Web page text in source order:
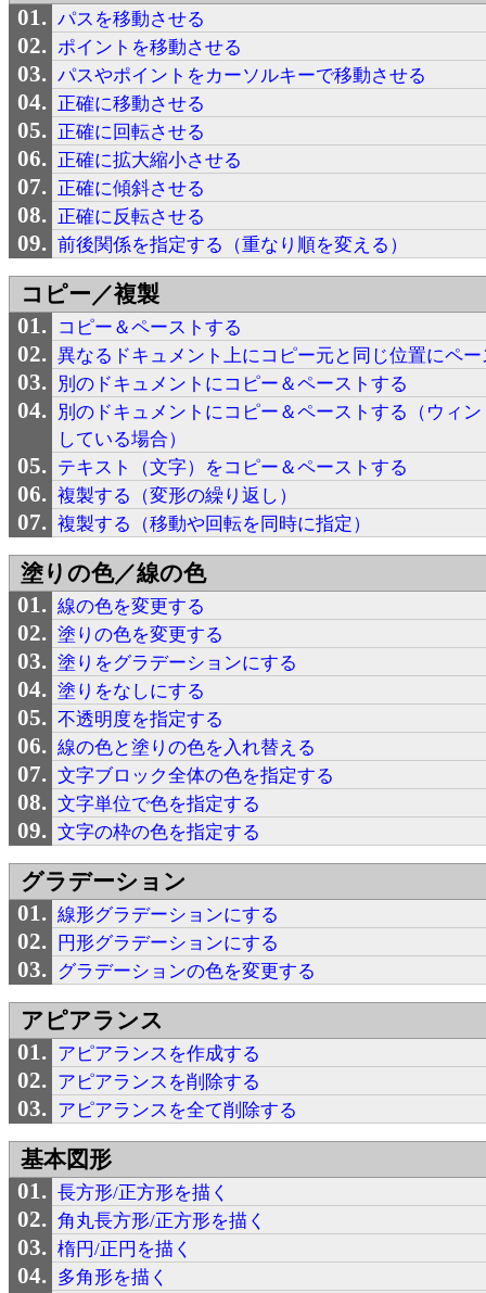
パスを移動させる
ポイントを移動させる
パスやポイントをカーソルキーで移動させる
正確に移動させる
正確に回転させる
正確に拡大縮小させる
正確に傾斜させる
正確に反転させる
前後関係を指定する（重なり順を変える）
コピー／複製
コピー＆ペーストする
異なるドキュメント上にコピー元と同じ位置にペ
別のドキュメントにコピー＆ペーストする
別のドキュメントにコピー＆ペーストする（ウィ
している場合）
テキスト（文字）をコピー＆ペーストする
複製する（変形の繰り返し）
複製する（移動や回転を同時に指定）
塗りの色／線の色
線の色を変更する
塗りの色を変更する
塗りをグラデーションにする
塗りをなしにする
不透明度を指定する
線の色と塗りの色を入れ替える
文字ブロック全体の色を指定する
文字単位で色を指定する
文字の枠の色を指定する
グラデーション
線形グラデーションにする
円形グラデーションにする
グラデーションの色を変更する
アピアランス
アピアランスを作成する
アピアランスを削除する
アピアランスを全て削除する
基本図形
長方形/正方形を描く
角丸長方形/正方形を描く
楕円/正円を描く
多角形を描く